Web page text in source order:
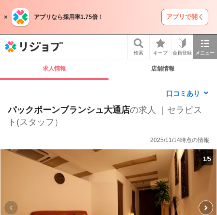
アプリなら採用率1.75倍！ アプリで開く
検索 キープ 会員登録 メニュー
求人情報 店舗情報
口コミあり
パックポーンブランシュ大通店の求人 ｜セラピス
ト(スタッフ）
2025/11/14時点の情報
1/5